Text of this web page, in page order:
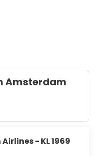
Amsterdam
- KL 1969